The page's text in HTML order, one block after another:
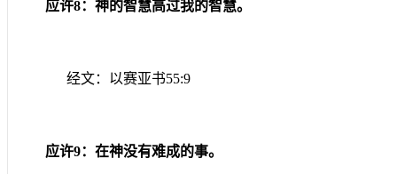
应许8：神的智慧高过我的智慧。
经文：以赛亚书55:9
应许9：在神没有难成的事。